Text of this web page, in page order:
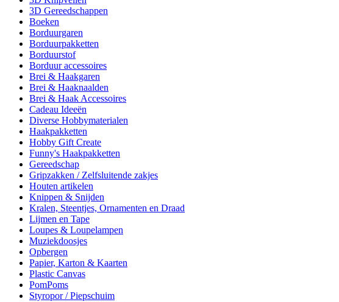
3D Gereedschappen
Boeken
Borduurgaren
Borduurpakketten
Borduurstof
Borduur accessoires
Brei & Haakgaren
Brei & Haaknaalden
Brei & Haak Accessoires
Cadeau Ideeën
Diverse Hobbymaterialen
Haakpakketten
Hobby Gift Create
Funny's Haakpakketten
Gereedschap
Gripzakken / Zelfsluitende zakjes
Houten artikelen
Knippen & Snijden
Kralen, Steentjes, Ornamenten en Draad
Lijmen en Tape
Loupes & Loupelampen
Muziekdoosjes
Opbergen
Papier, Karton & Kaarten
Plastic Canvas
PomPoms
Styropor / Piepschuim